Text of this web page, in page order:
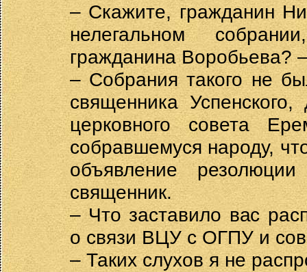
– Скажите, гражданин
нелегальном
гражданина Воробьева?
– Собрания такого не
священника
церковного совета
собравшемуся народу,
объявление
священник.
– Что заставило вас
о связи ВЦУ с ОГПУ и
– Таких слухов я не